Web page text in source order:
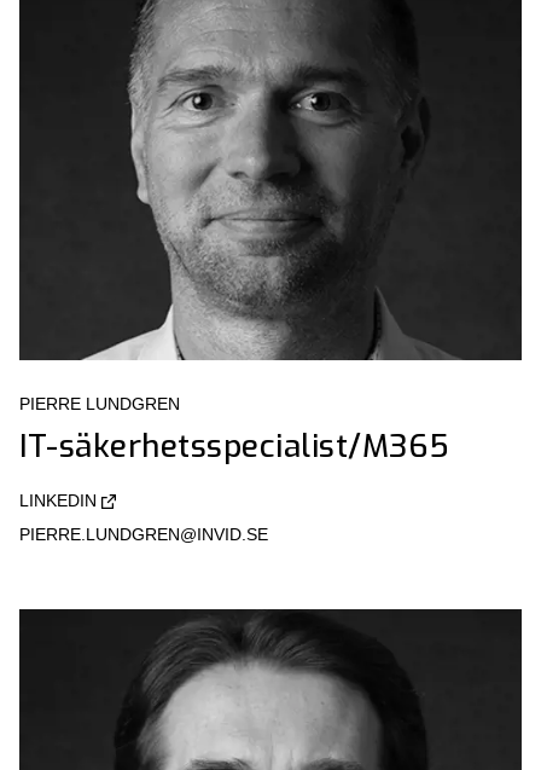
PIERRE LUNDGREN
IT-säkerhetsspecialist/M365
LINKEDIN
PIERRE.LUNDGREN@INVID.SE